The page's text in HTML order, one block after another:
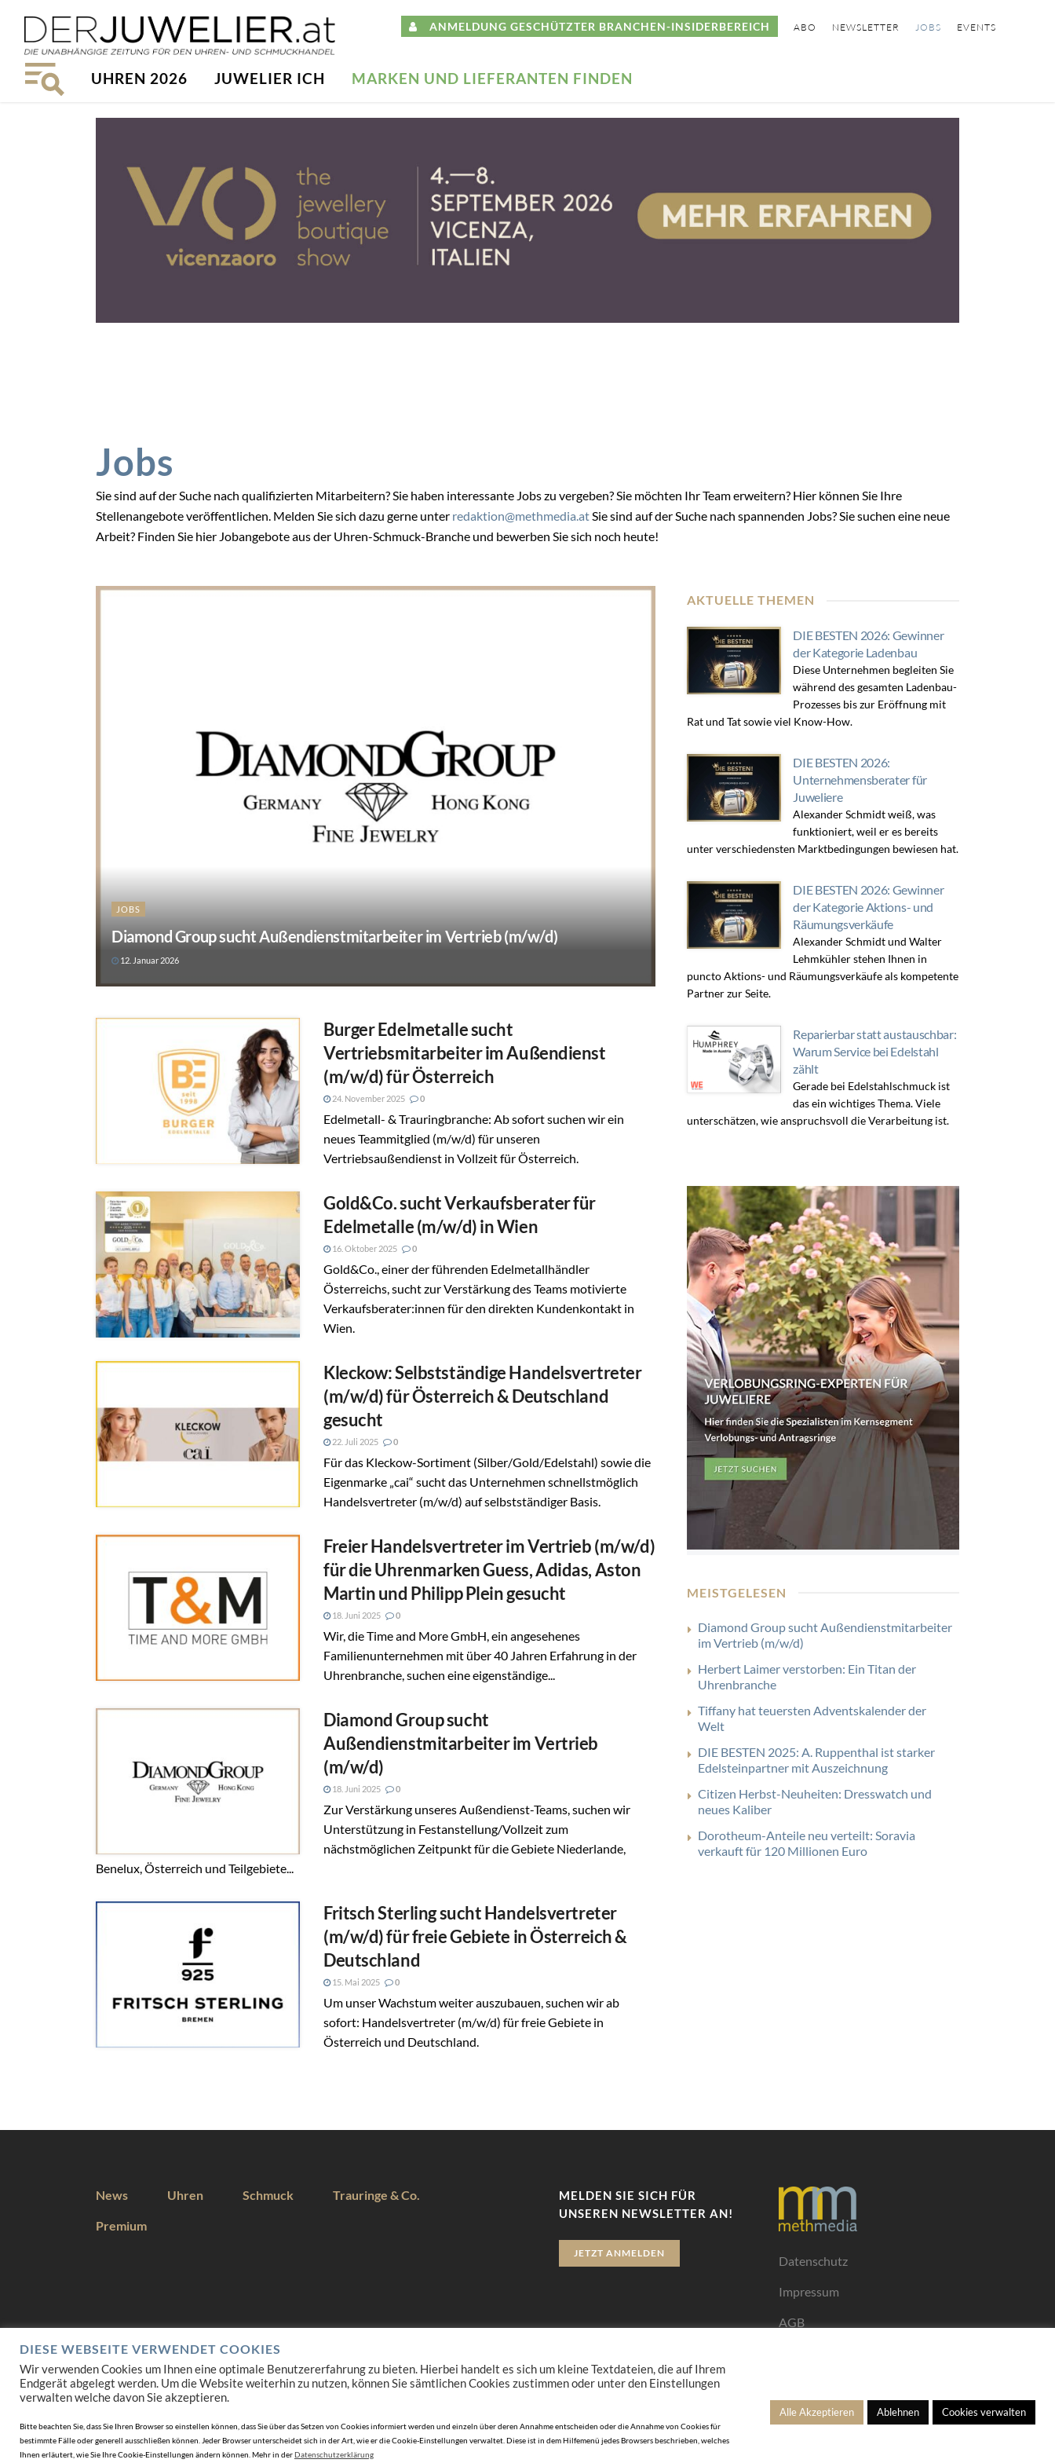
ANMELDUNG GESCHÜTZTER BRANCHEN-INSIDERBEREICH ABO NEWSLETTER JOBS EVENTS
UHREN 2026 JUWELIER ICH MARKEN UND LIEFERANTEN FINDEN
Jobs
Sie sind auf der Suche nach qualifizierten Mitarbeitern? Sie haben interessante Jobs zu vergeben? Sie möchten Ihr Team erweitern? Hier können Sie Ihre
Stellenangebote veröffentlichen. Melden Sie sich dazu gerne unter redaktion@methmedia.atSie sind auf der Suche nach spannenden Jobs? Sie suchen eine neue
Arbeit? Finden Sie hier Jobangebote aus der Uhren-Schmuck-Branche und bewerben Sie sich noch heute!
JOBS
Diamond Group sucht Außendienstmitarbeiter im Vertrieb (m/w/d)
12. Januar 2026
Burger Edelmetalle sucht
Vertriebsmitarbeiter im Außendienst
(m/w/d) für Österreich
24. November 2025 0
Edelmetall- & Trauringbranche: Ab sofort suchen wir ein
neues Teammitglied (m/w/d) für unseren
Vertriebsaußendienst in Vollzeit für Österreich.
Gold&Co. sucht Verkaufsberater für
Edelmetalle (m/w/d) in Wien
16. Oktober 2025 0
Gold&Co., einer der führenden Edelmetallhändler
Österreichs, sucht zur Verstärkung des Teams motivierte
Verkaufsberater:innen für den direkten Kundenkontakt in
Wien.
Kleckow: Selbstständige Handelsvertreter
(m/w/d) für Österreich & Deutschland
gesucht
22. Juli 2025 0
Für das Kleckow-Sortiment (Silber/Gold/Edelstahl) sowie die
Eigenmarke „cai“ sucht das Unternehmen schnellstmöglich
Handelsvertreter (m/w/d) auf selbstständiger Basis.
Freier Handelsvertreter im Vertrieb (m/w/d)
für die Uhrenmarken Guess, Adidas, Aston
Martin und Philipp Plein gesucht
18. Juni 2025 0
Wir, die Time and More GmbH, ein angesehenes
Familienunternehmen mit über 40 Jahren Erfahrung in der
Uhrenbranche, suchen eine eigenständige...
Diamond Group sucht
Außendienstmitarbeiter im Vertrieb
(m/w/d)
18. Juni 2025 0
Zur Verstärkung unseres Außendienst-Teams, suchen wir
Unterstützung in Festanstellung/Vollzeit zum
nächstmöglichen Zeitpunkt für die Gebiete Niederlande,
Benelux, Österreich und Teilgebiete...
Fritsch Sterling sucht Handelsvertreter
(m/w/d) für freie Gebiete in Österreich &
Deutschland
15. Mai 2025 0
Um unser Wachstum weiter auszubauen, suchen wir ab
sofort: Handelsvertreter (m/w/d) für freie Gebiete in
Österreich und Deutschland.
AKTUELLE THEMEN
DIE BESTEN 2026: Gewinner
der Kategorie Ladenbau
Diese Unternehmen begleiten Sie
während des gesamten Ladenbau-
Prozesses bis zur Eröffnung mit
Rat und Tat sowie viel Know-How.
DIE BESTEN 2026:
Unternehmensberater für
Juweliere
Alexander Schmidt weiß, was
funktioniert, weil er es bereits
unter verschiedensten Marktbedingungen bewiesen hat.
DIE BESTEN 2026: Gewinner
der Kategorie Aktions- und
Räumungsverkäufe
Alexander Schmidt und Walter
Lehmkühler stehen Ihnen in
puncto Aktions- und Räumungsverkäufe als kompetente
Partner zur Seite.
Reparierbar statt austauschbar:
Warum Service bei Edelstahl
zählt
Gerade bei Edelstahlschmuck ist
das ein wichtiges Thema. Viele
unterschätzen, wie anspruchsvoll die Verarbeitung ist.
MEISTGELESEN
Diamond Group sucht Außendienstmitarbeiter
im Vertrieb (m/w/d)
Herbert Laimer verstorben: Ein Titan der
Uhrenbranche
Tiffany hat teuersten Adventskalender der
Welt
DIE BESTEN 2025: A. Ruppenthal ist starker
Edelsteinpartner mit Auszeichnung
Citizen Herbst-Neuheiten: Dresswatch und
neues Kaliber
Dorotheum-Anteile neu verteilt: Soravia
verkauft für 120 Millionen Euro
News Uhren Schmuck Trauringe & Co.
Premium
MELDEN SIE SICH FÜR
UNSEREN NEWSLETTER AN!
JETZT ANMELDEN
Datenschutz
Impressum
AGB
DIESE WEBSEITE VERWENDET COOKIES
Wir verwenden Cookies um Ihnen eine optimale Benutzererfahrung zu bieten. Hierbei handelt es sich um kleine Textdateien, die auf Ihrem
Endgerät abgelegt werden. Um die Website weiterhin zu nutzen, können Sie sämtlichen Cookies zustimmen oder unter den Einstellungen
verwalten welche davon Sie akzeptieren.
Bitte beachten Sie, dass Sie Ihren Browser so einstellen können, dass Sie über das Setzen von Cookies informiert werden und einzeln über deren Annahme entscheiden oder die Annahme von Cookies für
bestimmte Fälle oder generell ausschließen können. Jeder Browser unterscheidet sich in der Art, wie er die Cookie-Einstellungen verwaltet. Diese ist in dem Hilfemenü jedes Browsers beschrieben, welches
Ihnen erläutert, wie Sie Ihre Cookie-Einstellungen ändern können. Mehr in derDatenschutzerklärung
Alle Akzeptieren Ablehnen Cookies verwalten